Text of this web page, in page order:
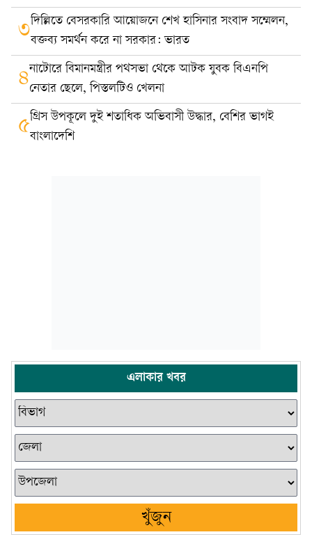
৩দিল্লিতে বেসরকারি আয়োজনে শেখ হাসিনার সংবাদ সম্মেলন,
বক্তব্য সমর্থন করে না সরকার: ভারত
৪নাটোরে বিমানমন্ত্রীর পথসভা থেকে আটক যুবক বিএনপি
নেতার ছেলে, পিস্তলটিও খেলনা
৫গ্রিস উপকূলে দুই শতাধিক অভিবাসী উদ্ধার, বেশির ভাগই
বাংলাদেশি
এলাকার খবর
খুঁজুন